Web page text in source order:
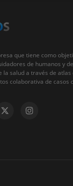
que tiene como
de humanos y
la salud a través de
colaborativa de casos